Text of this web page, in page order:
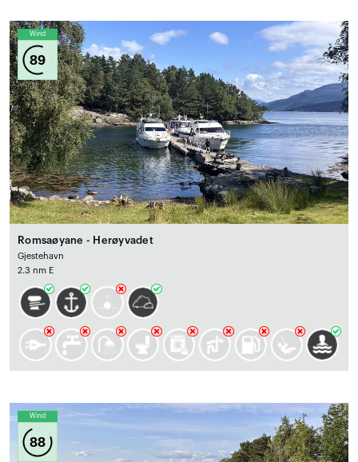
Wind
89
Romsaøyane - Herøyvadet
Gjestehavn
2.3 nm E
Wind
88